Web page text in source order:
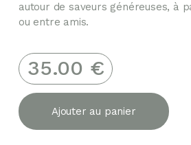
autour de saveurs généreuses, à
ou entre amis.
35.00 €
Ajouter au panier